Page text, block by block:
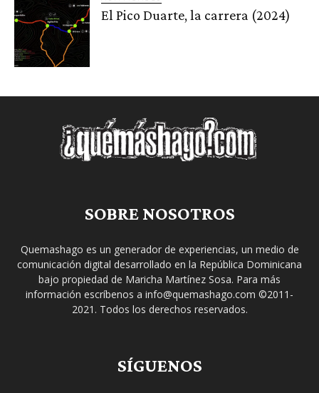
El Pico Duarte, la carrera (2024)
SOBRE NOSOTROS
Quemashago es un generador de experiencias, un medio de
comunicación digital desarrollado en la República Dominicana
bajo propiedad de Maricha Martínez Sosa. Para más
información escríbenos a info@quemashago.com ©2011-
2021. Todos los derechos reservados.
SÍGUENOS